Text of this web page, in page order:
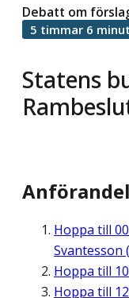
Statens
Debatt om
5 timmar 6
Hoppa till
Svantesson
Hoppa till
Hoppa till